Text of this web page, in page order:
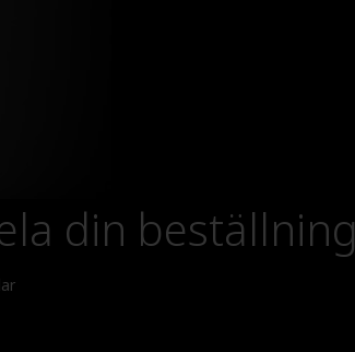
din beställning